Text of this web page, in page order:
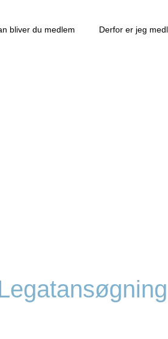
bliver du medlem Derfor er jeg